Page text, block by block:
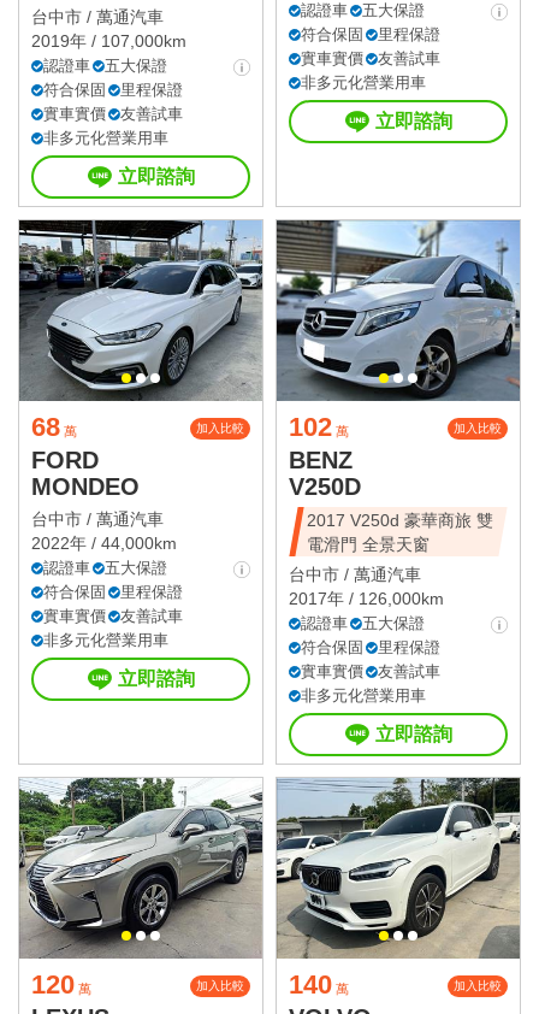
值休旅
台中市 / 萬通汽車
2019年 / 107,000km
認證車
五大保證
符合保固
里程保證
實車實價
友善試車
非多元化營業用車
立即諮詢
認證車
五大保證
符合保固
里程保證
實車實價
友善試車
非多元化營業用車
立即諮詢
68 萬 加入比較
FORD
MONDEO
台中市 / 萬通汽車
2022年 / 44,000km
認證車
五大保證
符合保固
里程保證
實車實價
友善試車
非多元化營業用車
立即諮詢
102 萬 加入比較
BENZ
V250D
2017 V250d 豪華商旅 雙
電滑門 全景天窗
台中市 / 萬通汽車
2017年 / 126,000km
認證車
五大保證
符合保固
里程保證
實車實價
友善試車
非多元化營業用車
立即諮詢
120 萬 加入比較 140 萬 加入比較